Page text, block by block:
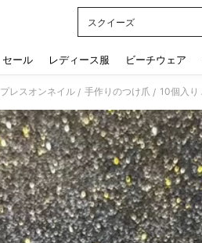
スクイーズ
セール レディース服 ビーチウェア
プレスオンネイル / 手作りのつけ爪 /